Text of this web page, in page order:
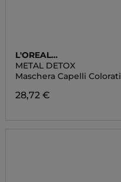
L'OREAL
PROFESSIONNEL
METAL DETOX
Maschera Capelli Colorati
28,72 €